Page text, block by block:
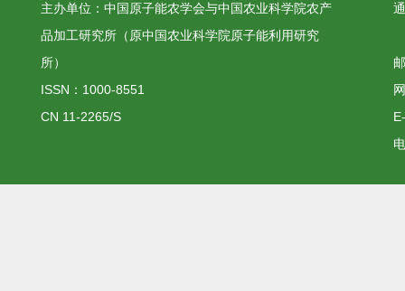
主办单位：中国原子能农学会与中国农业科学院农产
品加工研究所（原中国农业科学院原子能利用研究
所）
ISSN：1000-8551
CN 11-2265/S